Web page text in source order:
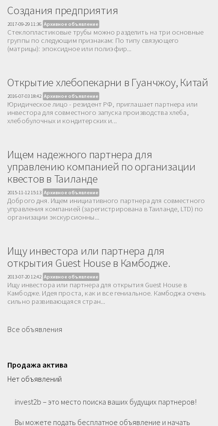
Создания предприятия
2017-09-29 11:36 Архивное объявление
Стеклопластиковые трубы можно разделить на три основные
группы по следующим признакам: По типу связующего
(матрицы): эпоксидное или полиэфир...
Открытие хлебопекарни в Гуанчжоу, Китай
2016-07-03 18:42 Архивное объявление
Юридическое лицо - резидент РФ, приглашает партнера или
инвестора для совместного запуска производства хлеба,
хлебобулочных и кондитерских и...
Ищем надежного партнера для
управлению компанией по организации
квестов в Таиланде
2015-11-12 15:13 Архивное объявление
Доброго дня. Ищем инициативного партнера для совместного
управления компанией (зарегистрирована в Таиланде, LTD) по
организации экскурсионны...
Ищу инвестора или партнера для
открытия Guest House в Камбодже.
2013-07-20 12:42 Архивное объявление
Ищу инвестора или партнера для открытия Guest House в
Камбодже. Идея проста, как и все гениальное. Камбоджа очень
сильно развивающаяся стран...
Все объявления
Продажа актива
Нет объявлений
invest2b – это место поиска ваших будущих партнеров!
Вы можете подать бесплатное объявление и начать